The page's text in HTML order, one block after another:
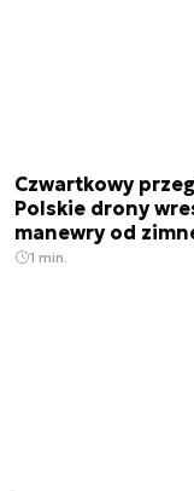
Czwartkowy
Polskie drony
manewry od
1 min.